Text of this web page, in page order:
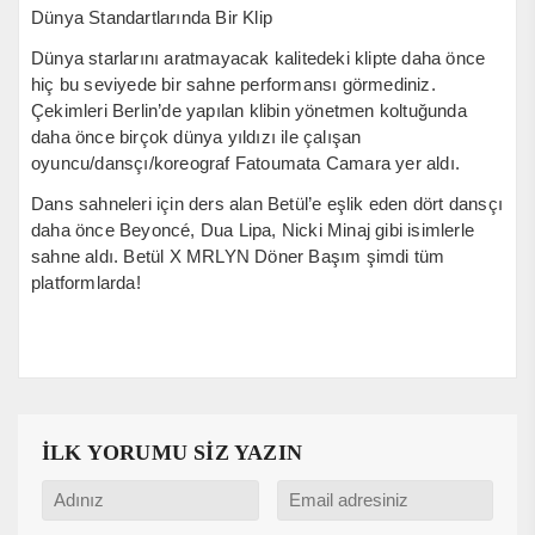
Dünya Standartlarında Bir Klip
Dünya starlarını aratmayacak kalitedeki klipte daha önce
hiç bu seviyede bir sahne performansı görmediniz.
Çekimleri Berlin’de yapılan klibin yönetmen koltuğunda
daha önce birçok dünya yıldızı ile çalışan
oyuncu/dansçı/koreograf Fatoumata Camara yer aldı.
Dans sahneleri için ders alan Betül’e eşlik eden dört dansçı
daha önce Beyoncé, Dua Lipa, Nicki Minaj gibi isimlerle
sahne aldı. Betül X MRLYN Döner Başım şimdi tüm
platformlarda!
İLK YORUMU SİZ YAZIN